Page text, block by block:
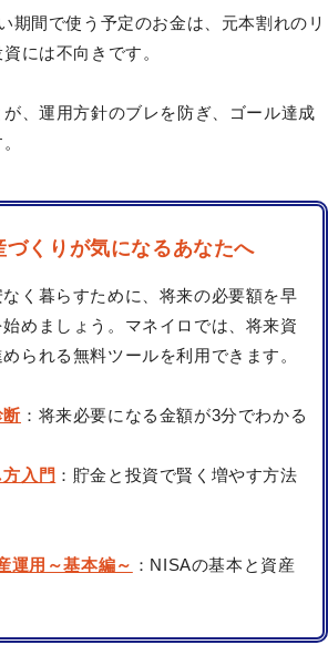
期間で使う予定のお金は、元本割れのリ
には不向きです。
、運用方針のブレを防ぎ、ゴール達成
づくりが気になるあなたへ
く暮らすために、将来の必要額を早
めましょう。マネイロでは、将来資
られる無料ツールを利用できます。
断 ：将来必要になる金額が3分でわかる
入門 ：貯金と投資で賢く増やす方法
運用～基本編～ ：NISAの基本と資産